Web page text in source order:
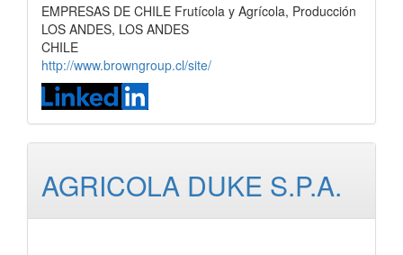
EMPRESAS DE CHILE Frutícola y Agrícola, Producción
LOS ANDES, LOS ANDES
CHILE
http://www.browngroup.cl/site/
AGRICOLA DUKE S.P.A.